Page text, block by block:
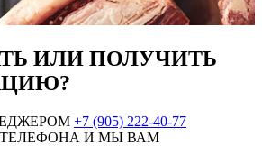
ИЛИ ПОЛУЧИТЬ
+7 (905) 222-40-77
ТЕЛЕФОНА И МЫ ВАМ